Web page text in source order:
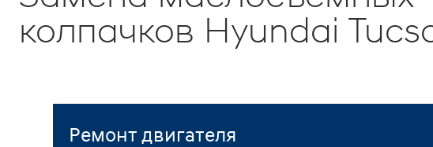
колпачков Hyundai
Ремонт двигателя